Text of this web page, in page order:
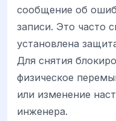
сообщение об
записи. Это часто
установлена
Для снятия
физическое
или изменение
инженера.